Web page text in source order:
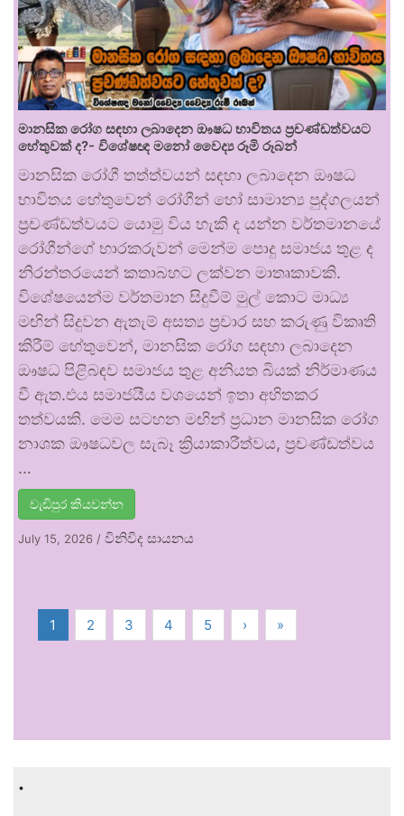
මානසික රෝග සඳහා ලබාදෙන ඖෂධ භාවිතය ප්‍රචණ්ඩත්වයට
හේතුවක් ද?- විශේෂඥ මනෝ වෛද්‍ය රූමි රූබන්
මානසික රෝගී තත්ත්වයන් සඳහා ලබාදෙන ඖෂධ
භාවිතය හේතුවෙන් රෝගීන් හෝ සාමාන්‍ය පුද්ගලයන්
ප්‍රචණ්ඩත්වයට යොමු විය හැකි ද යන්න වර්තමානයේ
රෝගීන්ගේ භාරකරුවන් මෙන්ම පොදු සමාජය තුළ ද
නිරන්තරයෙන් කතාබහට ලක්වන මාතෘකාවකි.
විශේෂයෙන්ම වර්තමාන සිදුවීම් මුල් කොට මාධ්‍ය
මඟින් සිදුවන ඇතැම් අසත්‍ය ප්‍රචාර සහ කරුණු විකෘති
කිරීම් හේතුවෙන්, මානසික රෝග සඳහා ලබාදෙන
ඖෂධ පිළිබඳව සමාජය තුළ අනියත බියක් නිර්මාණය
වී ඇත.එය සමාජයීය වශයෙන් ඉතා අහිතකර
තත්වයකි. මෙම සටහන මඟින් ප්‍රධාන මානසික රෝග
නාශක ඖෂධවල සැබෑ ක්‍රියාකාරීත්වය, ප්‍රචණ්ඩත්වය
…
වැඩිපුර කියවන්න
July 15, 2026 / විනිවිද සායනය
1 2 3 4 5 › »
.